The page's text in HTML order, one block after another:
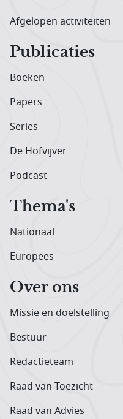
Afgelopen activiteiten
Publicaties
Boeken
Papers
Series
De Hofvijver
Podcast
Thema's
Nationaal
Europees
Over ons
Missie en doelstelling
Bestuur
Redactieteam
Raad van Toezicht
Raad van Advies